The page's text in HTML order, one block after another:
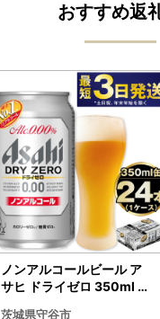
おすすめ返
ノンアルコールビール ア
サヒ ドライゼロ 350ml 24
茨城県守谷市